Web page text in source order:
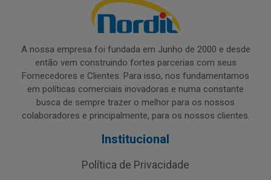
A nossa empresa foi fundada em Junho de 2000 e desde
então vem construindo fortes parcerias com seus
Fornecedores e Clientes. Para isso, nos fundamentamos
em políticas comerciais inovadoras e numa constante
busca de sempre trazer o melhor para os nossos
colaboradores e principalmente, para os nossos clientes.
Institucional
Política de Privacidade